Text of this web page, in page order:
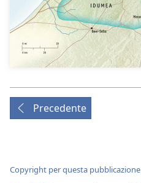
Precedente
Copyright per questa pubblicazione